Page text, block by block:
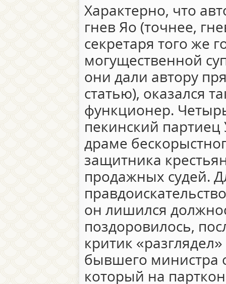
Характерно, что
гнев Яо (точнее,
секретаря того же
могущественной
они дали автору
статью), оказался
функционер.
пекинский
драме
защитника
продажных судей.
он лишился
поздоровилось,
критик
бывшего министра
который на